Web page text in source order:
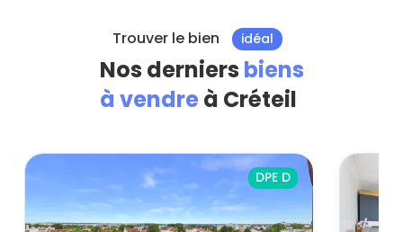
Trouver le bien idéal
Nos derniers biens
à vendre à Créteil
DPE D